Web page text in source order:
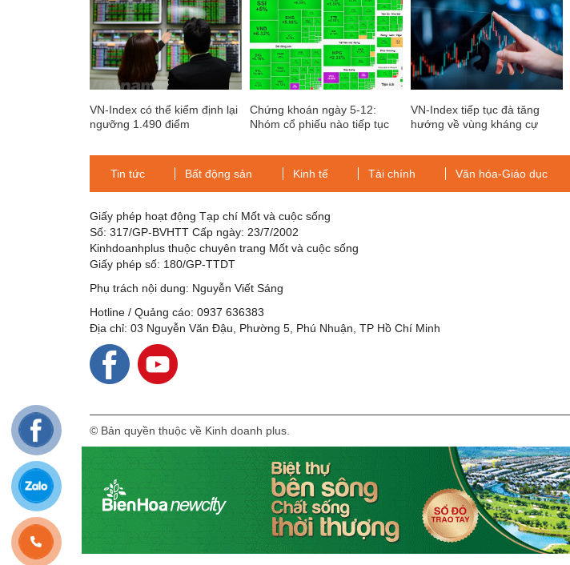
VN-Index có thể kiểm định lại
ngưỡng 1.490 điểm
Chứng khoán ngày 5-12:
Nhóm cổ phiếu nào tiếp tục
VN-Index tiếp tục đà tăng
hướng về vùng kháng cự
Tin tức Bất động sản Kinh tế Tài chính Văn hóa-Giáo dục
Giấy phép hoạt động Tạp chí Mốt và cuộc sống
Số: 317/GP-BVHTT Cấp ngày: 23/7/2002
Kinhdoanhplus thuộc chuyên trang Mốt và cuộc sống
Giấy phép số: 180/GP-TTDT
Phụ trách nội dung: Nguyễn Viết Sáng
Hotline / Quảng cáo: 0937 636383
Địa chỉ: 03 Nguyễn Văn Đậu, Phường 5, Phú Nhuận, TP Hồ Chí Minh
© Bản quyền thuộc về Kinh doanh plus.